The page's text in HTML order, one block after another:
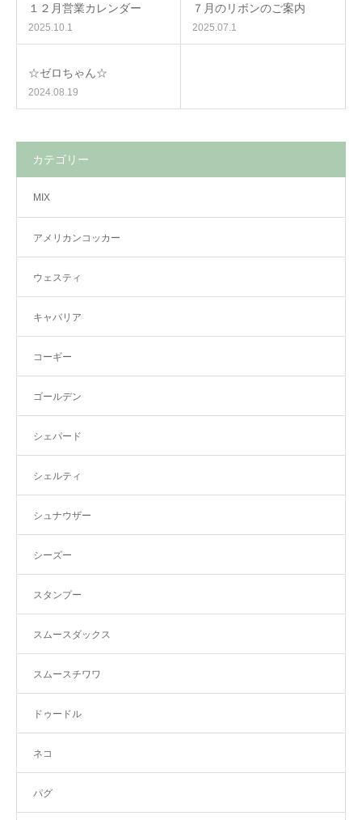
１２月営業カレンダー
2025.10.1
７月のリボンのご案内
2025.07.1
☆ゼロちゃん☆
2024.08.19
カテゴリー
MIX
アメリカンコッカー
ウェスティ
キャバリア
コーギー
ゴールデン
シェパード
シェルティ
シュナウザー
シーズー
スタンプー
スムースダックス
スムースチワワ
ドゥードル
ネコ
パグ